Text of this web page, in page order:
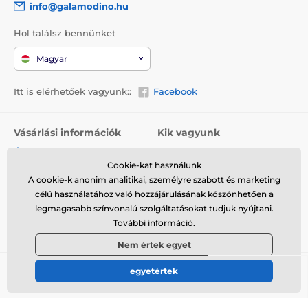
info@galamodino.hu
Hol találsz bennünket
Magyar
Itt is elérhetőek vagyunk:: Facebook
Vásárlási információk
Szállítás
Visszaküldés és reklamáció
Kik vagyunk
Elérhetőségek
Együttműködés a
Galamodinóval
© 2026 www.galamodino.hu ⦁ Webshop szolgáltatónk a
Cookie-kat használunk
A cookie-k anonim analitikai, személyre szabott és marketing
célú használatához való hozzájárulásának köszönhetően a
legmagasabb színvonalú szolgáltatásokat tudjuk nyújtani.
További információ.
Nem értek egyet
egyetértek